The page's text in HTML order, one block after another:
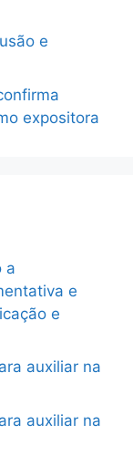
e
expositora
a
e
e
auxiliar na
auxiliar na